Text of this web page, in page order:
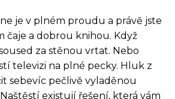
je v plném proudu a právě jste
čaje a dobrou knihou. Když
za stěnou vrtat. Nebo
televizi na plné pecky. Hluk z
sebevíc pečlivě vyladěnou
existují řešení, která vám